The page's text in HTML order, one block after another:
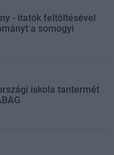
- itatók feltöltésével
a somogyi
iskola tantermét